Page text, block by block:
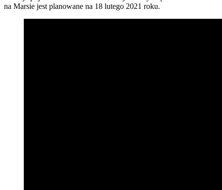
na Marsie jest planowane na 18 lutego 2021 roku.